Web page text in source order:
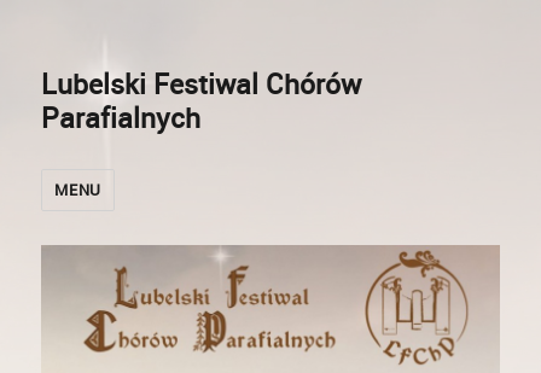
Lubelski Festiwal Chórów
Parafialnych
MENU